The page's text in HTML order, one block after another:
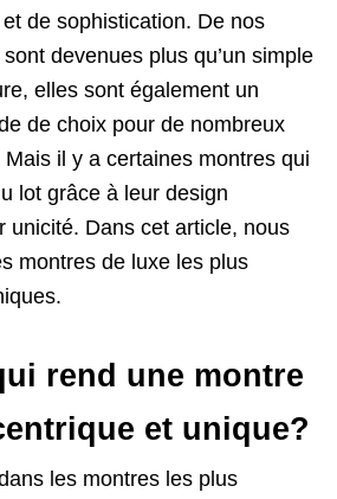
de sophistication. De nos
devenues plus qu’un simple
elles sont également un
de choix pour de nombreux
il y a certaines montres qui
lot grâce à leur design
unicité. Dans cet article, nous
montres de luxe les plus
rend une montre
et unique?
les montres les plus